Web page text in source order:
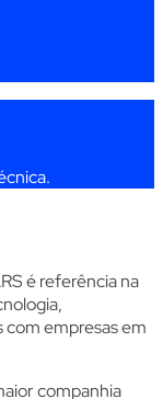
é referência na
com empresas em
companhia